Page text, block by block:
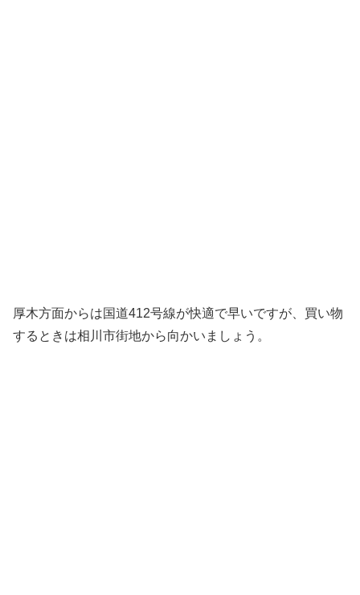
厚木方面からは国道412号線が快適で早いですが、買い物
するときは相川市街地から向かいましょう。